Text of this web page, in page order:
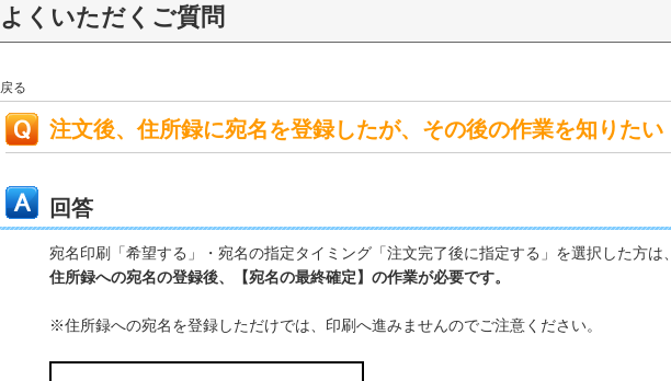
よくいただくご質問
戻る
注文後、住所録に宛名を登録したが、その後の作業を知りたい
回答
宛名印刷「希望する」・宛名の指定タイミング「注文完了後に指定する」を選択した方は、
住所録への宛名の登録後、【宛名の最終確定】の作業が必要です。
※住所録への宛名を登録しただけでは、印刷へ進みませんのでご注意ください。